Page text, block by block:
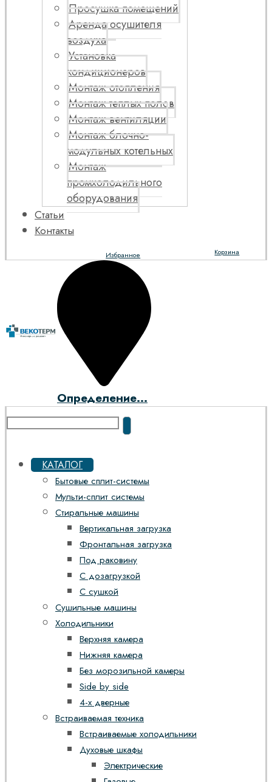
Просушка помещений
Аренда осушителя
воздуха
Установка
кондиционеров
Монтаж отопления
Монтаж теплых полов
Монтаж вентиляции
Монтаж блочно-
модульных котельных
Монтаж
промхолодильного
оборудования
Статьи
Контакты
Корзина
Избранное
Определение...
КАТАЛОГ
Бытовые сплит-системы
Мульти-сплит системы
Стиральные машины
Вертикальная загрузка
Фронтальная загрузка
Под раковину
С дозагрузкой
С сушкой
Сушильные машины
Холодильники
Верхняя камера
Нижняя камера
Без морозильной камеры
Side by side
4-х дверные
Встраиваемая техника
Встраиваемые холодильники
Духовые шкафы
Электрические